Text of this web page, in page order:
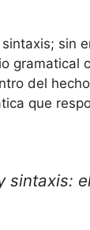
sin
gramatical
del
que
sintaxis: